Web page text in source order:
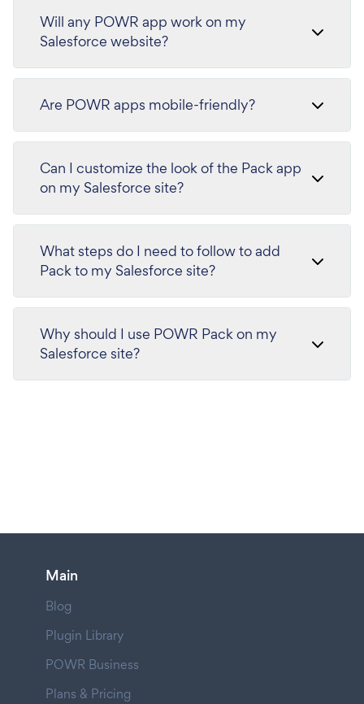
Will any POWR app work on my
Salesforce website?
Are POWR apps mobile-friendly?
Can I customize the look of the Pack app
on my Salesforce site?
What steps do I need to follow to add
Pack to my Salesforce site?
Why should I use POWR Pack on my
Salesforce site?
Main
Blog
Plugin Library
POWR Business
Plans & Pricing